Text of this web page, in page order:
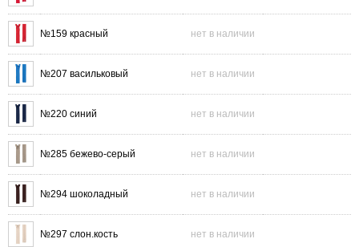
№159 красный нет в наличии
№207 васильковый нет в наличии
№220 синий нет в наличии
№285 бежево-серый нет в наличии
№294 шоколадный нет в наличии
№297 слон.кость нет в наличии